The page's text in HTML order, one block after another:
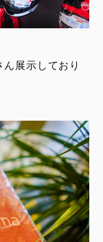
展示しており